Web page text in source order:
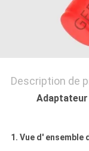
Description de
1. Vue d' ensemble